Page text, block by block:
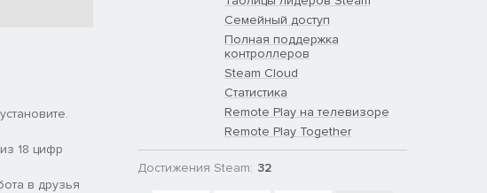
18 цифр
в друзья
Семейный доступ
Полная поддержка
контроллеров
Steam Cloud
Статистика
Remote Play на телевизоре
Remote Play Together
Достижения Steam: 32